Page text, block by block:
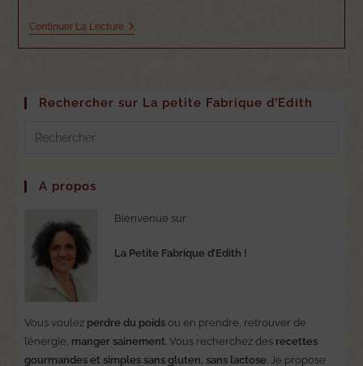
Continuer La Lecture
Rechercher sur La petite Fabrique d’Edith
A propos
Bienvenue sur
La Petite Fabrique d’Edith !
Vous voulez perdre du poids ou en prendre, retrouver de
l’énergie, manger sainement. Vous recherchez des recettes
gourmandes et simples sans gluten, sans lactose. Je propose